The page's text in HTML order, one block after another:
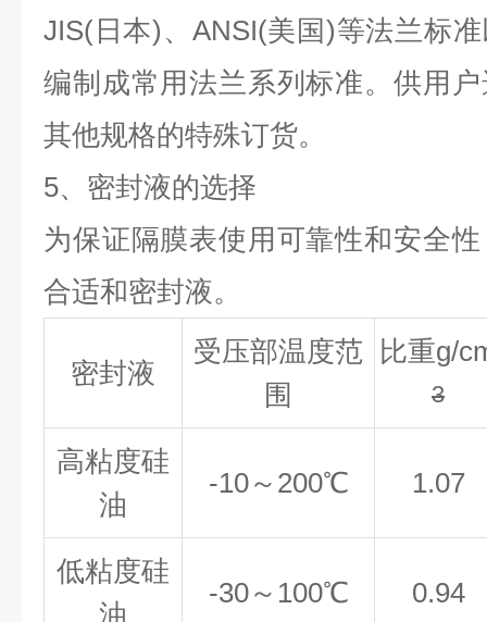
JIS(日本)、ANSI(美国)等法兰标
编制成常用法兰系列标准。供用
其他规格的特殊订货。
5、密封液的选择
为保证隔膜表使用可靠性和安全
合适和密封液。
密封液
受压部温度范
围
比重g/
3
高粘度硅
油
-10～200℃ 1.07
低粘度硅
油
-30～100℃ 0.94